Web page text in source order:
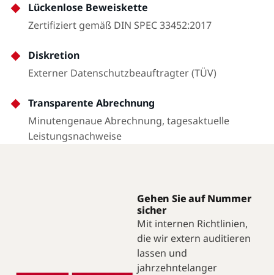
Lückenlose Beweiskette
Zertifiziert gemäß DIN SPEC 33452:2017
Diskretion
Externer Datenschutzbeauftragter (TÜV)
Transparente Abrechnung
Minutengenaue Abrechnung, tagesaktuelle
Leistungsnachweise
Gehen Sie auf Nummer
sicher
Mit internen Richtlinien,
die wir extern auditieren
lassen und
jahrzehntelanger